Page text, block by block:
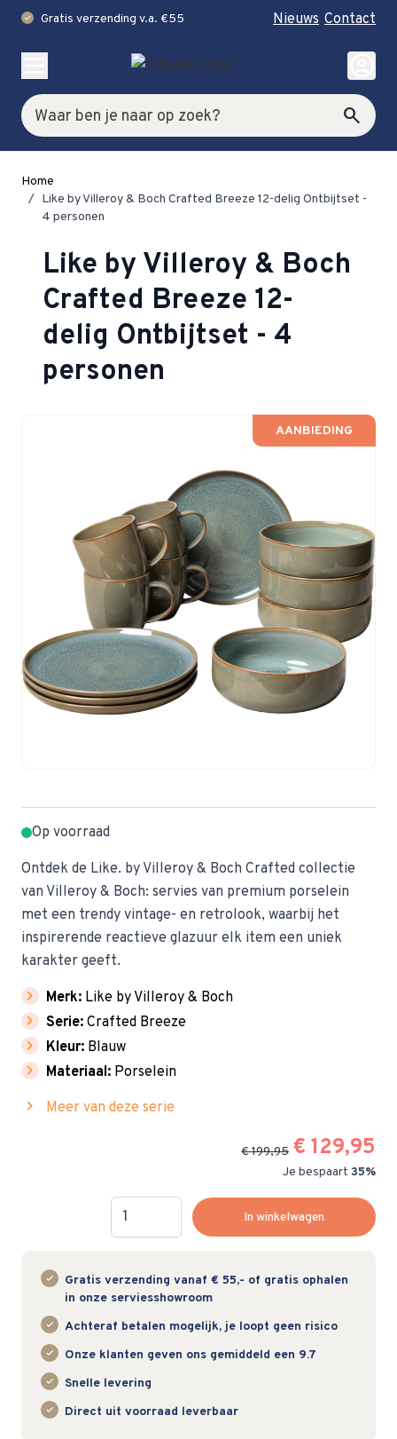
check Gratis verzending v.a. €55 Nieuws Contact
Zoek search
account_circle
Home
/ Like by Villeroy & Boch Crafted Breeze 12-delig Ontbijtset -
4 personen
Like by Villeroy & Boch
Crafted Breeze 12-
delig Ontbijtset - 4
personen
AANBIEDING
Op voorraad
Ontdek de Like. by Villeroy & Boch Crafted collectie
van Villeroy & Boch: servies van premium porselein
met een trendy vintage- en retrolook, waarbij het
inspirerende reactieve glazuur elk item een uniek
karakter geeft.
chevron_right Merk: Like by Villeroy & Boch
chevron_right Serie: Crafted Breeze
chevron_right Kleur: Blauw
chevron_right Materiaal: Porselein
chevron_right Meer van deze serie
€ 199,95 € 129,95
Je bespaart 35%
Hoeveelheid
In winkelwagen
Gratis verzending vanaf € 55,- of gratis ophalen
in onze serviesshowroom
Achteraf betalen mogelijk, je loopt geen risico
Onze klanten geven ons gemiddeld een 9.7
Snelle levering
Direct uit voorraad leverbaar